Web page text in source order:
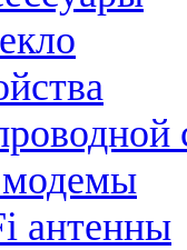
антенны